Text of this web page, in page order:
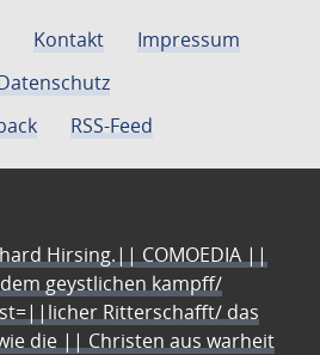
Kontakt
Impressum
RSS-Feed
Hirsing.|| COMOEDIA ||
geystlichen kampff/
Ritterschafft/ das
die || Christen aus warheit